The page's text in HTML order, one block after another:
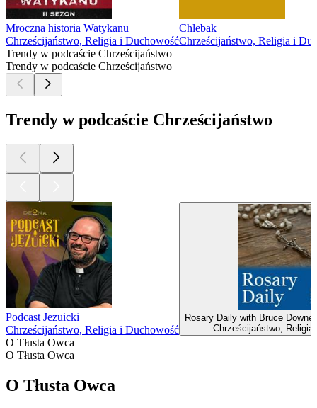
Mroczna historia Watykanu
Chrześcijaństwo, Religia i Duchowość
Chlebak
Chrześcijaństwo, Religia i
Trendy w podcaście Chrześcijaństwo
Trendy w podcaście Chrześcijaństwo
Trendy w podcaście Chrześcijaństwo
Podcast Jezuicki
Chrześcijaństwo, Religia i Duchowość
Rosary Daily with Bruce
Chrześcijaństwo, Religia
O Tłusta Owca
O Tłusta Owca
O Tłusta Owca